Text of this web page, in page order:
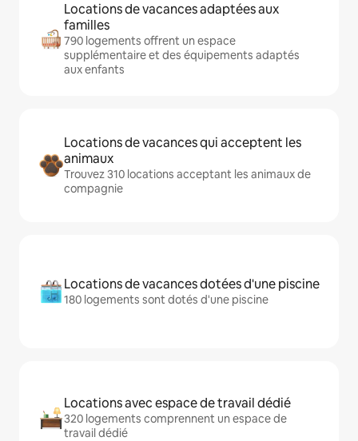
Locations de vacances adaptées aux
familles
790 logements offrent un espace
supplémentaire et des équipements adaptés
aux enfants
Locations de vacances qui acceptent les
animaux
Trouvez 310 locations acceptant les animaux de
compagnie
Locations de vacances dotées d'une piscine
180 logements sont dotés d'une piscine
Locations avec espace de travail dédié
320 logements comprennent un espace de
travail dédié